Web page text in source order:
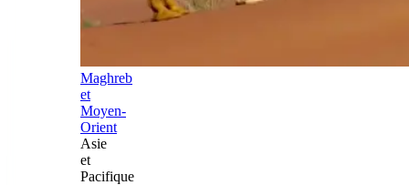
Maghreb
et
Moyen-
Orient
Asie
et
Pacifique